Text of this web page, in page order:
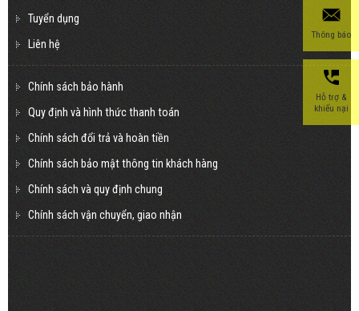
Tuyển dụng
Liên hệ
Chính sách bảo hành
Quy định và hình thức thanh toán
Chính sách đổi trả và hoàn tiền
Chính sách bảo mật thông tin khách hàng
Chính sách và quy định chung
Chính sách vận chuyển, giao nhận
Thông báo
Hỗ trợ &
khiếu nại